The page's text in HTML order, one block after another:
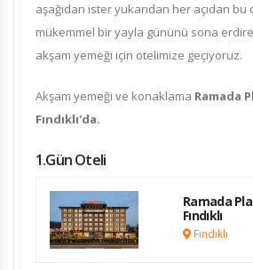
aşağıdan ister yukarıdan her açıdan
mükemmel bir yayla gününü sona
akşam yemeği için otelimize geçiyoruz.
Akşam yemeği ve konaklama Ramada
Fındıklı'da.
1.Gün Oteli
Ramada
Fındıklı
Fındıklı